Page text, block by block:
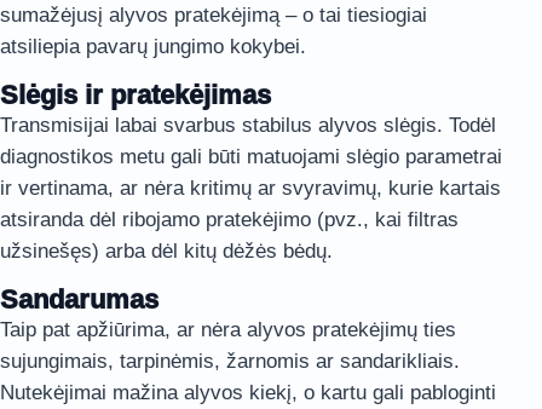
sumažėjusį alyvos pratekėjimą – o tai tiesiogiai
atsiliepia pavarų jungimo kokybei.
Slėgis ir pratekėjimas
Transmisijai labai svarbus stabilus alyvos slėgis. Todėl
diagnostikos metu gali būti matuojami slėgio parametrai
ir vertinama, ar nėra kritimų ar svyravimų, kurie kartais
atsiranda dėl ribojamo pratekėjimo (pvz., kai filtras
užsinešęs) arba dėl kitų dėžės bėdų.
Sandarumas
Taip pat apžiūrima, ar nėra alyvos pratekėjimų ties
sujungimais, tarpinėmis, žarnomis ar sandarikliais.
Nutekėjimai mažina alyvos kiekį, o kartu gali pabloginti